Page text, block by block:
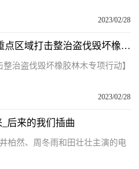
2023/02/28
焦点简讯:海南：即日起开展重点区域打击整治盗伐毁坏橡胶林木专项行动
治盗伐毁坏橡胶林木专项行动】
2023/02/28
后来的我们插曲
柏然、周冬雨和田壮壮主演的电